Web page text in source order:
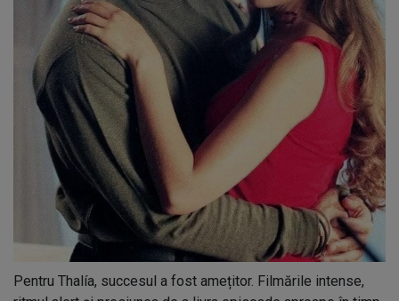
Pentru Thalía, succesul a fost amețitor. Filmările intense,